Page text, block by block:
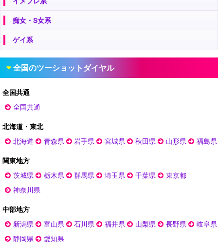
痴女・S女系
ゲイ系
全国のツーショットダイヤル
全国共通
全国共通
北海道・東北
北海道
青森県 岩手県 宮城県 秋田県 山形県 福島県
関東地方
茨城県
栃木県 群馬県 埼玉県 千葉県
東京都
神奈川県
中部地方
新潟県
富山県 石川県 福井県 山梨県 長野県
岐阜県
静岡県
愛知県